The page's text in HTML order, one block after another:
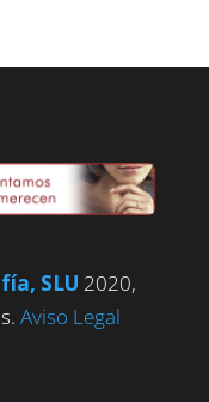
SLU 2020,
Aviso Legal